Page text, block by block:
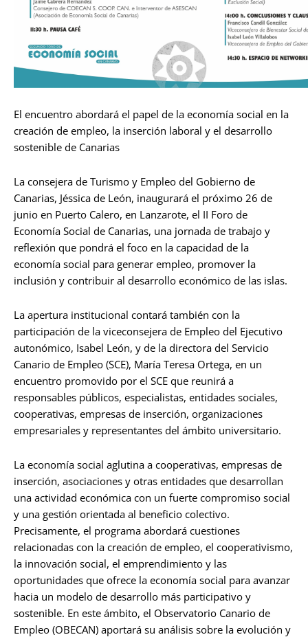
El encuentro abordará el papel de la economía social en la
creación de empleo, la inserción laboral y el desarrollo
sostenible de Canarias
La consejera de Turismo y Empleo del Gobierno de
Canarias, Jéssica de León, inaugurará el próximo 26 de
junio en Puerto Calero, en Lanzarote, el II Foro de
Economía Social de Canarias, una jornada de trabajo y
reflexión que pondrá el foco en la capacidad de la
economía social para generar empleo, promover la
inclusión y contribuir al desarrollo económico de las islas.
La apertura institucional contará también con la
participación de la viceconsejera de Empleo del Ejecutivo
autonómico, Isabel León, y de la directora del Servicio
Canario de Empleo (SCE), María Teresa Ortega, en un
encuentro promovido por el SCE que reunirá a
responsables públicos, especialistas, entidades sociales,
cooperativas, empresas de inserción, organizaciones
empresariales y representantes del ámbito universitario.
La economía social aglutina a cooperativas, empresas de
inserción, asociaciones y otras entidades que desarrollan
una actividad económica con un fuerte compromiso social
y una gestión orientada al beneficio colectivo.
Precisamente, el programa abordará cuestiones
relacionadas con la creación de empleo, el cooperativismo,
la innovación social, el emprendimiento y las
oportunidades que ofrece la economía social para avanzar
hacia un modelo de desarrollo más participativo y
sostenible. En este ámbito, el Observatorio Canario de
Empleo (OBECAN) aportará su análisis sobre la evolución y